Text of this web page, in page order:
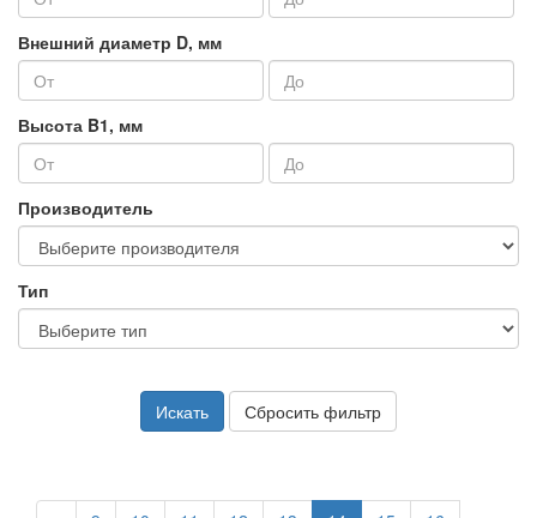
Внешний диаметр D, мм
Высота B1, мм
Производитель
Тип
Искать Сбросить фильтр